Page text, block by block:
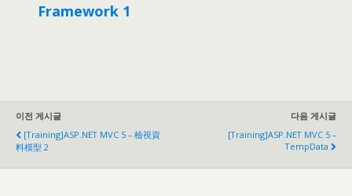
Framework 1
이전 게시글
[training]ASP.NET MVC 5 – 檢視資
料模型 2
다음 게시글
[training]ASP.NET MVC 5 –
TempData